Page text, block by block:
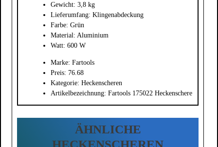
Gewicht: 3,8 kg
Lieferumfang: Klingenabdeckung
Farbe: Grün
Material: Aluminium
Watt: 600 W
Marke: Fartools
Preis: 76.68
Kategorie: Heckenscheren
Artikelbezeichnung: Fartools 175022 Heckenschere
ÄHNLICHE
HECKENSCHEREN